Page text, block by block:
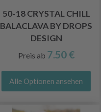
50-18 CRYSTAL CHILL
BALACLAVA BY DROPS
DESIGN
Preis ab 7.50 €
Alle Optionen ansehen